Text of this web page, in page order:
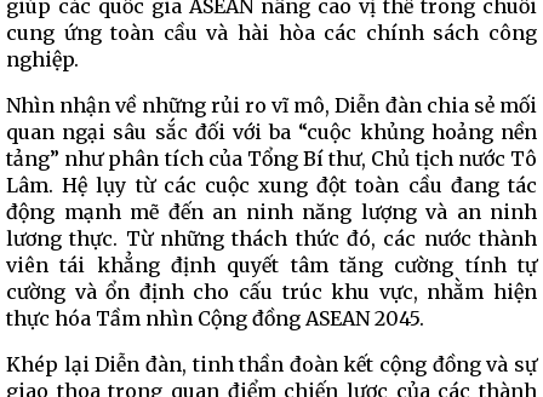
giúp các quốc gia ASEAN nâng cao vị thế trong chuỗi
cung ứng toàn cầu và hài hòa các chính sách công
nghiệp.
Nhìn nhận về những rủi ro vĩ mô, Diễn đàn chia sẻ mối
quan ngại sâu sắc đối với ba “cuộc khủng hoảng nền
tảng” như phân tích của Tổng Bí thư, Chủ tịch nước Tô
Lâm. Hệ lụy từ các cuộc xung đột toàn cầu đang tác
động mạnh mẽ đến an ninh năng lượng và an ninh
lương thực. Từ những thách thức đó, các nước thành
viên tái khẳng định quyết tâm tăng cường tính tự
cường và ổn định cho cấu trúc khu vực, nhằm hiện
thực hóa Tầm nhìn Cộng đồng ASEAN 2045.
Khép lại Diễn đàn, tinh thần đoàn kết cộng đồng và sự
giao thoa trong quan điểm chiến lược của các thành